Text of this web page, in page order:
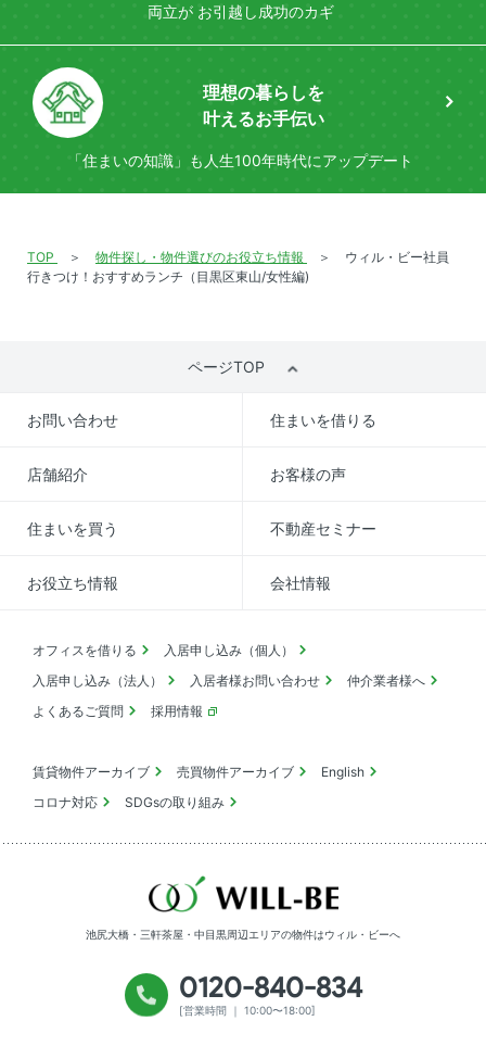
両立がお引越し成功のカギ
理想の暮らしを
叶えるお手伝い
「住まいの知識」も 人生100年時代にアップデート
TOP 物件探し・物件選びのお役立ち情報
ウィル・ビー社員
行きつけ！おすすめランチ（目黒区東山/女性編)
ページTOP
お問い合わせ 住まいを借りる
店舗紹介 お客様の声
住まいを買う 不動産セミナー
お役立ち情報 会社情報
オフィスを借りる
入居申し込み（個人）
入居申し込み（法人）
入居者様お問い合わせ
仲介業者様へ
よくあるご質問
採用情報
賃貸物件アーカイブ 売買物件アーカイブ
English
コロナ対応
SDGsの取り組み
池尻大橋・三軒茶屋・中目黒周辺エリアの物件はウィル・ビーへ
0120-840-834
[営業時間 ｜ 10:00〜18:00]